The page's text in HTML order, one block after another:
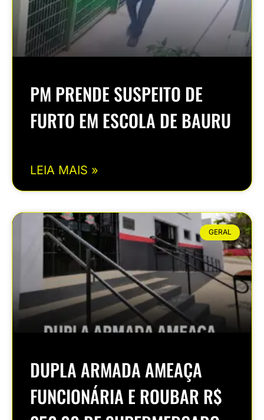
PM PRENDE SUSPEITO DE
FURTO EM ESCOLA DE BAURU
LEIA MAIS »
GERAL
DUPLA ARMADA AMEAÇA
FUNCIONÁRIA E ROUBAR R$